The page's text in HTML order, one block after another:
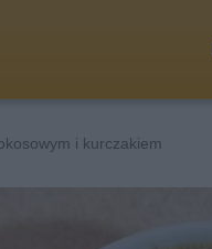
i kurczakiem